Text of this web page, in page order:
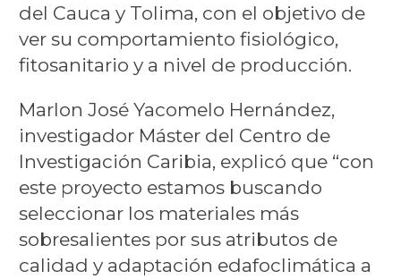
del Cauca y Tolima, con el objetivo de
ver su comportamiento fisiológico,
fitosanitario y a nivel de producción.
Marlon José Yacomelo Hernández,
investigador Máster del Centro de
Investigación Caribia, explicó que “con
este proyecto estamos buscando
seleccionar los materiales más
sobresalientes por sus atributos de
calidad y adaptación edafoclimática a